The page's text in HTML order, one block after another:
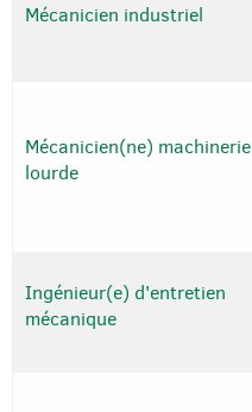
Mécanicien industriel
Mécanicien(ne) machinerie
lourde
Ingénieur(e) d'entretien
mécanique